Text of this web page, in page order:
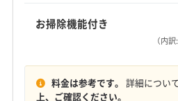
板野郡松茂町
板野郡上板町
美
(香川県) 東かがわ市
定休日
お掃除機能付き
（内
料金は参考です。 詳細について
上、ご確認ください。